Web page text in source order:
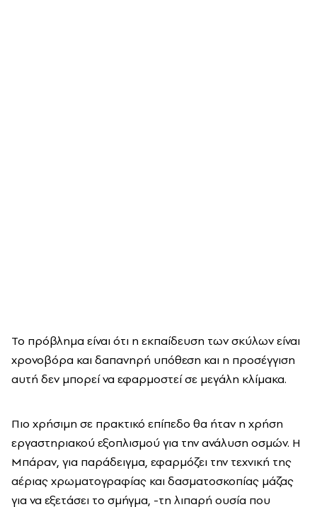
Το πρόβλημα είναι ότι η εκπαίδευση των σκύλων είναι
χρονοβόρα και δαπανηρή υπόθεση και η προσέγγιση
αυτή δεν μπορεί να εφαρμοστεί σε μεγάλη κλίμακα.
Πιο χρήσιμη σε πρακτικό επίπεδο θα ήταν η χρήση
εργαστηριακού εξοπλισμού για την ανάλυση οσμών. Η
Μπάραν, για παράδειγμα, εφαρμόζει την τεχνική της
αέριας χρωματογραφίας και δασματοσκοπίας μάζας
για να εξετάσει το σμήγμα, -τη λιπαρή ουσία που